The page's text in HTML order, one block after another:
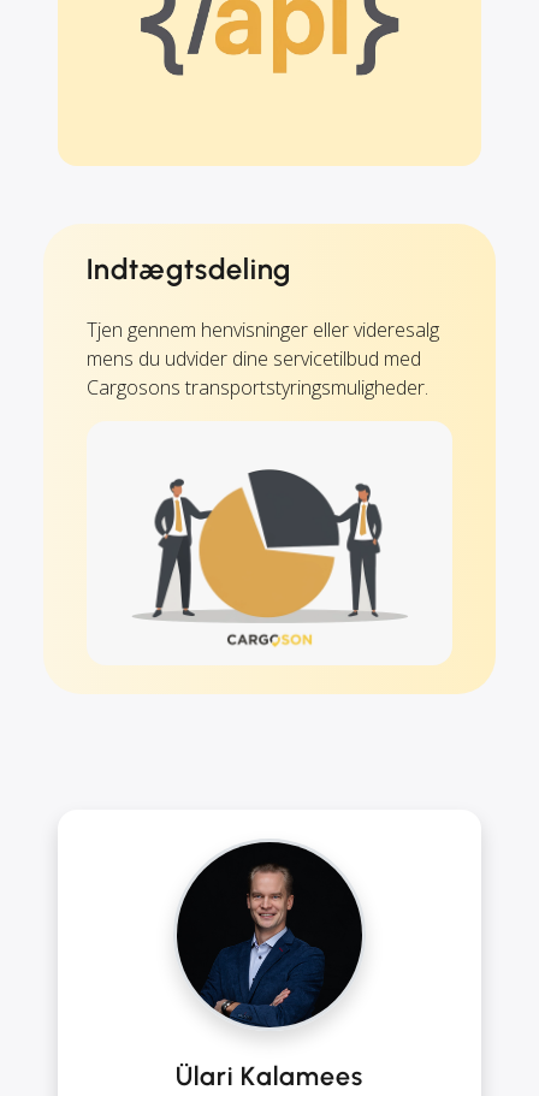
Indtægtsdeling
Tjen gennem henvisninger eller videresalg
mens du udvider dine servicetilbud med
Cargosons transportstyringsmuligheder.
Ülari Kalamees